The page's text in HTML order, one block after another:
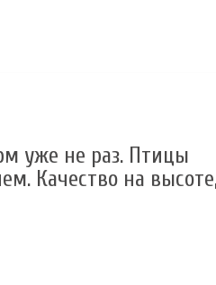
уже не раз. Птицы
Качество на